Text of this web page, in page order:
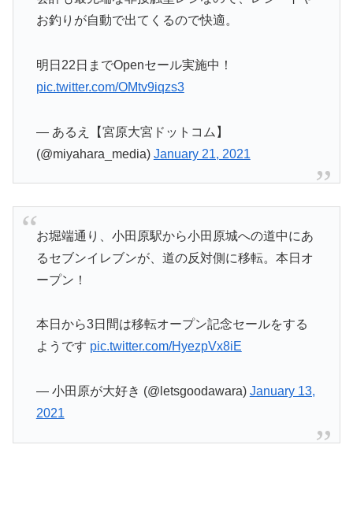
お釣りが自動で出てくるので快適。
明日22日までOpenセール実施中！
pic.twitter.com/OMtv9iqzs3
— あるえ【宮原大宮ドットコム】
(@miyahara_media) January 21, 2021
お堀端通り、小田原駅から小田原城への道中にあ
るセブンイレブンが、道の反対側に移転。本日オ
ープン！
本日から3日間は移転オープン記念セールをする
ようです pic.twitter.com/HyezpVx8iE
— 小田原が大好き (@letsgoodawara) January 13,
2021